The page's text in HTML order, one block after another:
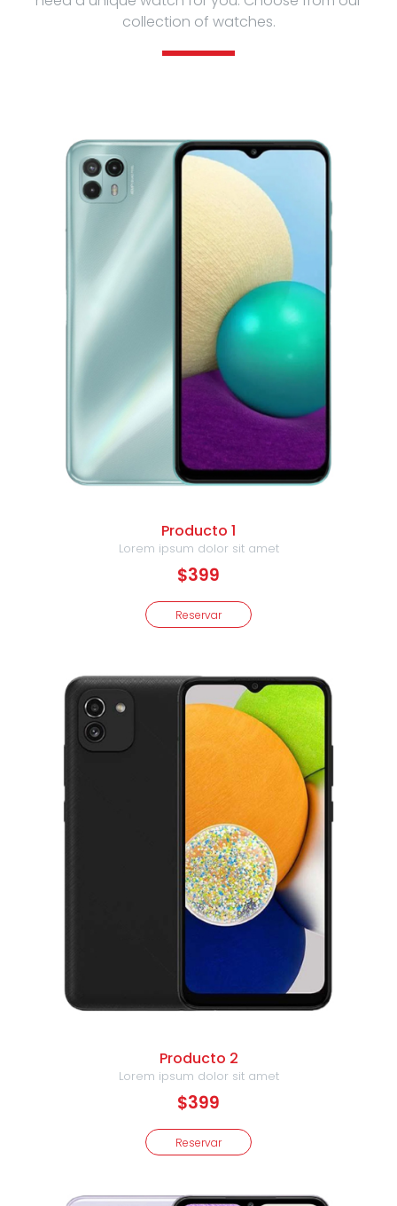
collection of watches.
Producto 1
Lorem ipsum dolor sit amet
$399
Reservar
Producto 2
Lorem ipsum dolor sit amet
$399
Reservar